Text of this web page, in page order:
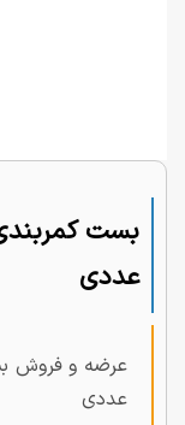
عددی
عددی